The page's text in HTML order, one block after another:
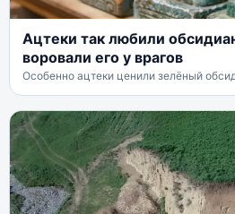
Ацтеки так любили
воровали его у врагов
Особенно ацтеки ценили зелёный